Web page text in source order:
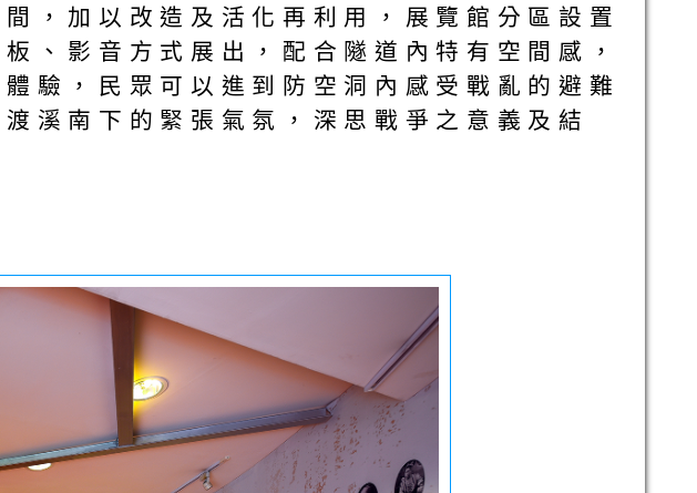
，加以改造及活化再利用，展覽館分區設置
、影音方式展出，配合隧道內特有空間感，
驗，民眾可以進到防空洞內感受戰亂的避難
溪南下的緊張氣氛，深思戰爭之意義及結